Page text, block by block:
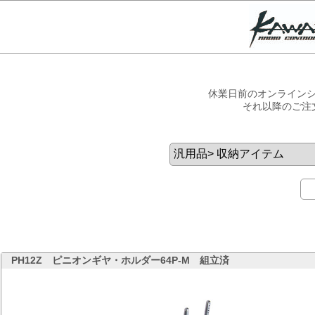
休業日前のオンライン
それ以降のご
PH12Z ピニオンギヤ・ホルダー64P-M 組立済